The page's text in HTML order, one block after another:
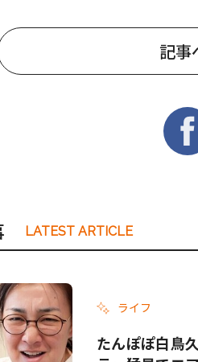
記事
LATEST ARTICLE
ライフ
たんぽぽ白鳥